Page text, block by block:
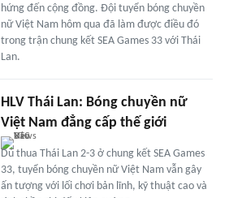
hứng đến cộng đồng. Đội tuyển bóng chuyền
nữ Việt Nam hôm qua đã làm được điều đó
trong trận chung kết SEA Games 33 với Thái
Lan.
HLV Thái Lan: Bóng chuyền nữ
Việt Nam đẳng cấp thế giới
Dù thua Thái Lan 2-3 ở chung kết SEA Games
33, tuyển bóng chuyền nữ Việt Nam vẫn gây
ấn tượng với lối chơi bản lĩnh, kỹ thuật cao và